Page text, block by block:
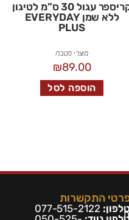
קריספר עגול 30 ס”מ לטיגון
ללא שמן EVERYDAY
PLUS
מוצרי מטבח
₪89.00
הוספה לסל
התקשרות
077-515-2122